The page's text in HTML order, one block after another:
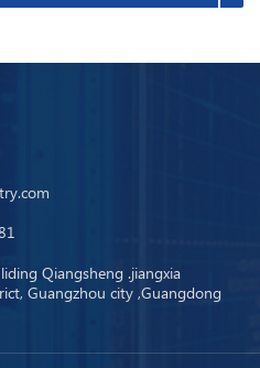
Qiangsheng .jiangxia
Guangzhou city ,Guangdong